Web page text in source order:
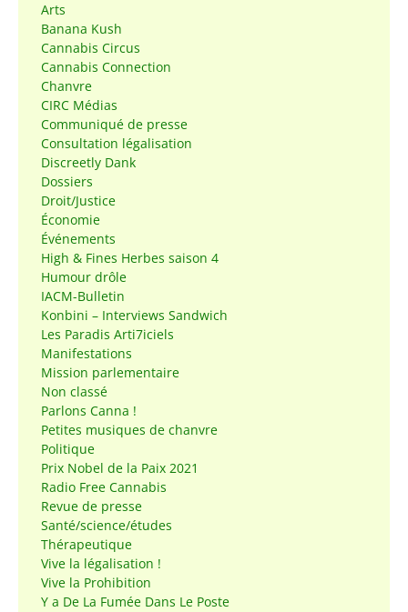
Arts
Banana Kush
Cannabis Circus
Cannabis Connection
Chanvre
CIRC Médias
Communiqué de presse
Consultation légalisation
Discreetly Dank
Dossiers
Droit/Justice
Économie
Événements
High & Fines Herbes saison 4
Humour drôle
IACM-Bulletin
Konbini – Interviews Sandwich
Les Paradis Arti7iciels
Manifestations
Mission parlementaire
Non classé
Parlons Canna !
Petites musiques de chanvre
Politique
Prix Nobel de la Paix 2021
Radio Free Cannabis
Revue de presse
Santé/science/études
Thérapeutique
Vive la légalisation !
Vive la Prohibition
Y a De La Fumée Dans Le Poste